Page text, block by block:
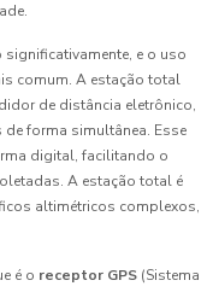
e o uso
comum. A estação total
de distância eletrônico,
forma simultânea. Esse
digital, facilitando o
A estação total é
altimétricos complexos,
é o receptor GPS (Sistema